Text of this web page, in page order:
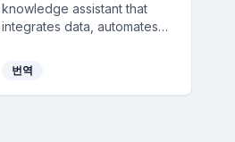
knowledge assistant that
integrates data, automates
productivity, saving
businesses up to 3-7 days of
productivity per employee
번역